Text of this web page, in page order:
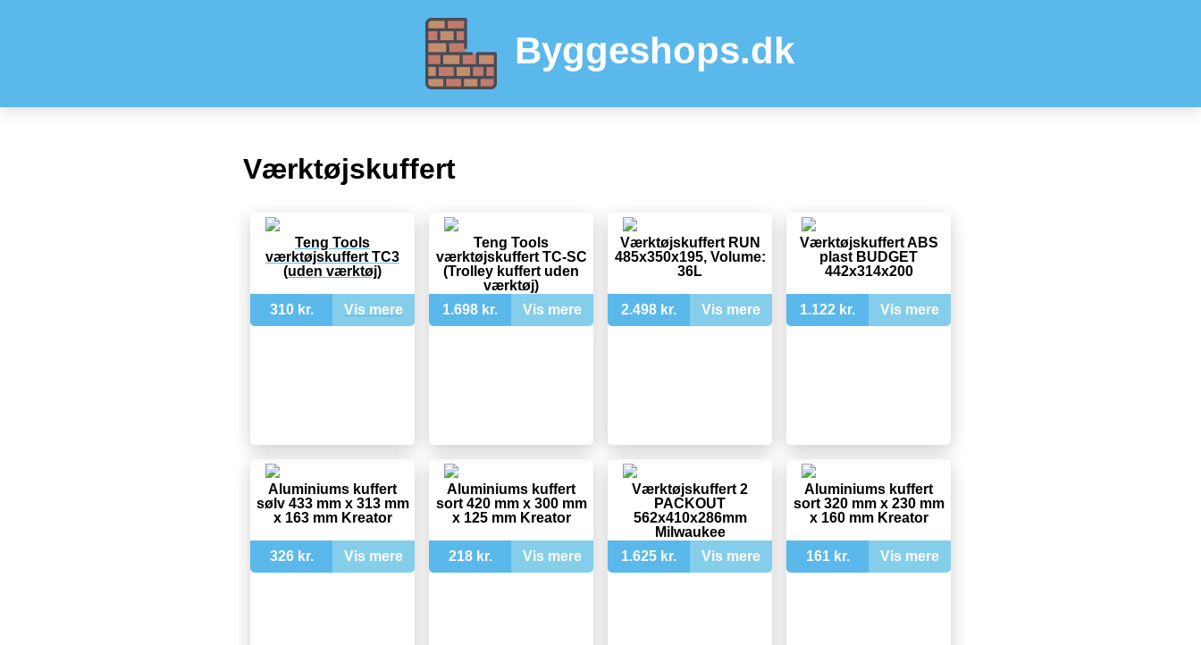
Byggeshops.dk
Værktøjskuffert
Teng Tools
værktøjskuffert TC3
(uden værktøj)
310 kr. Vis mere
Teng Tools
værktøjskuffert TC-SC
(Trolley kuffert uden
værktøj)
1.698 kr.
Vis mere
Værktøjskuffert RUN
485x350x195, Volume:
36L
2.498 kr. Vis mere
Værktøjskuffert ABS
plast BUDGET
442x314x200
1.122 kr. Vis mere
Aluminiums kuffert
sølv 433 mm x 313 mm
x 163 mm Kreator
326 kr. Vis mere
Aluminiums kuffert
sort 420 mm x 300 mm
x 125 mm Kreator
218 kr. Vis mere
Værktøjskuffert 2
PACKOUT
562x410x286mm
Milwaukee
1.625 kr.
Vis mere
Aluminiums kuffert
sort 320 mm x 230 mm
x 160 mm Kreator
161 kr. Vis mere